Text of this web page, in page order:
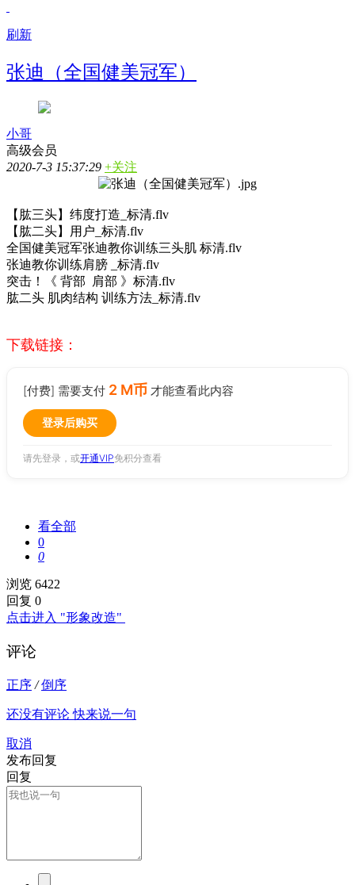
刷新
张迪（全国健美冠军）
小哥
高级会员
2020-7-3 15:37:29 +关注
【肱三头】纬度打造_标清.flv
【肱二头】用户_标清.flv
全国健美冠军张迪教你训练三头肌 标清.flv
张迪教你训练肩膀 _标清.flv
突击！《 背部 肩部 》标清.flv
肱二头 肌肉结构 训练方法_标清.flv
下载链接：
[付费] 需要支付 2 M币 才能查看此内容
登录后购买
请先登录，或开通VIP免积分查看
看全部
0
0
浏览 6422
回复 0
点击进入 "形象改造"
评论
正序 / 倒序
还没有评论 快来说一句
取消
发布回复
回复